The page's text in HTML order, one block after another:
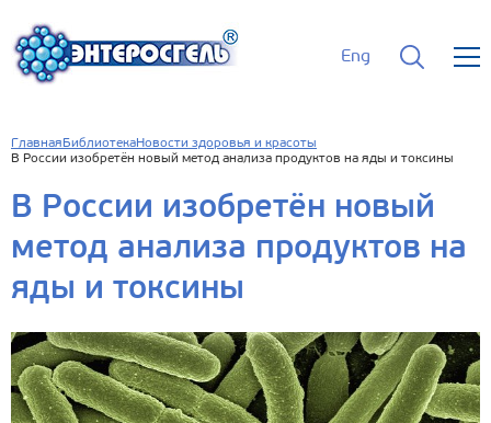
Eng
Главная БиблиотекаНовости здоровья и красоты
В России изобретён новый метод анализа продуктов на яды и токсины
В России изобретён новый
метод анализа продуктов на
яды и токсины